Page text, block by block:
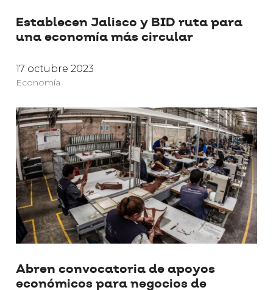
Establecen Jalisco y BID ruta para
una economía más circular
17 octubre 2023
Economía
Abren convocatoria de apoyos
económicos para negocios de